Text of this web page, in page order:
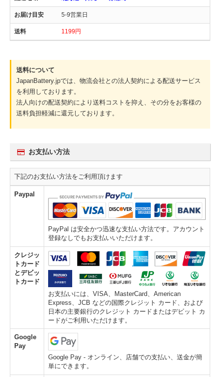
5-9営業日
1199円
送料について
JapanBattery.jpでは、物流会社との法人契約による配送サービス
を利用しております。
法人向けの配送契約により送料コストを抑え、その分をお客様の
送料負担軽減に還元しております。
お支払い方法
下記のお支払い方法をご利用頂けます
Paypal
PayPal は安全かつ迅速な支払い方法です。アカウント
登録なしでもお支払いいただけます。
クレジッ
トカード
とデビッ
トカード
お支払いには、VISA、MasterCard、American
Express、JCB などの国際クレジット カード、および
日本の主要銀行のクレジット カードまたはデビット カ
ードがご利用いただけます。
Google
Pay
Google Pay - オンライン、店舗での支払い、送金が簡
単にできます。